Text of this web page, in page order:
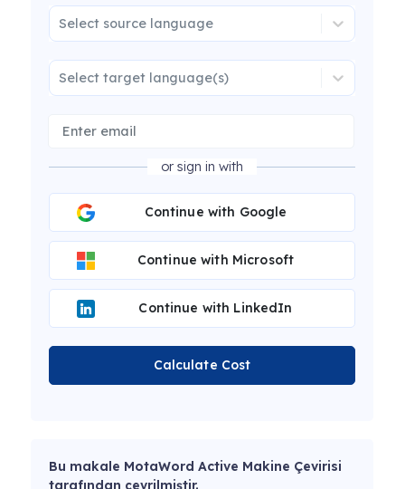
Select source language
Select target language(s)
or sign in with
Continue with Google
Continue with Microsoft
Continue with LinkedIn
Calculate Cost
Bu makale MotaWord Active Makine Çevirisi
tarafından çevrilmiştir.